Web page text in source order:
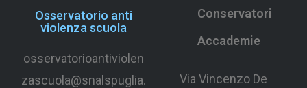
Osservatorio anti
violenza scuola
osservatorioantiviolen
zascuola@snalspuglia.
Conservatori
Accademie
Via Vincenzo De